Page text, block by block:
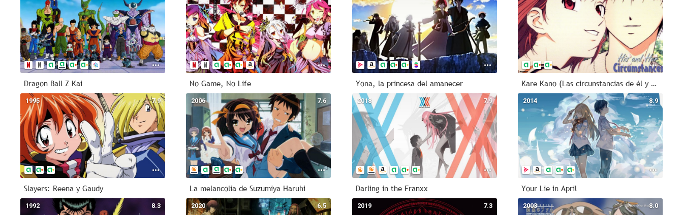
1m
2026
40m - 1h 20m
Intriga
Dragon Ball Z Kai No Game, No Life Yona, la princesa del amanecer Kare Kano (Las circunstancias de él y ella)
7.9
1995
Slayers: Reena y Gaudy
7.6
2006
La melancolía de Suzumiya Haruhi
7.9
2018
Darling in the Franxx
8.9
2014
Your Lie in April
8.3
1992 6.5
2020 7.3
2019 8.0
2003